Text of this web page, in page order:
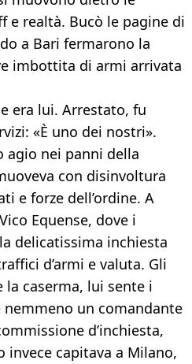
e realtà. Bucò le pagine di
a Bari fermarono la
imbottita di armi arrivata
era lui. Arrestato, fu
«È uno dei nostri».
agio nei panni della
con disinvoltura
e forze dell’ordine. A
Equense, dove i
delicatissima inchiesta
d’armi e valuta. Gli
caserma, lui sente i
un comandante
d’inchiesta,
invece capitava a Milano,